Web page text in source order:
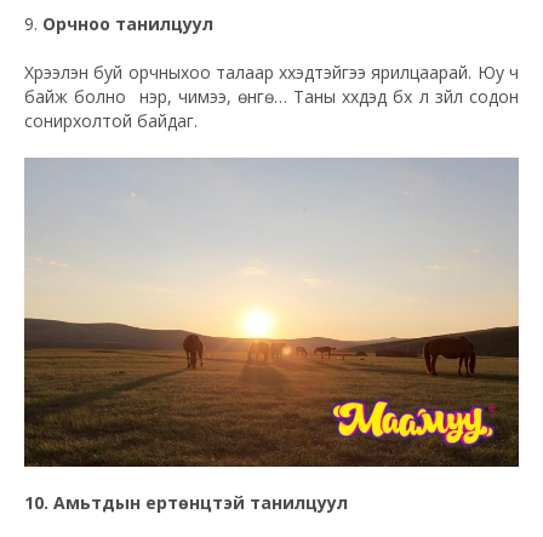
9. Орчноо танилцуул
Хүрээлэн буй орчныхоо талаар хүүхэдтэйгээ ярилцаарай. Юу ч
байж болно үнэр, чимээ, өнгө… Таны хүүхдэд бүх л зүйл содон
сонирхолтой байдаг.
10. Амьтдын ертөнцтэй танилцуул